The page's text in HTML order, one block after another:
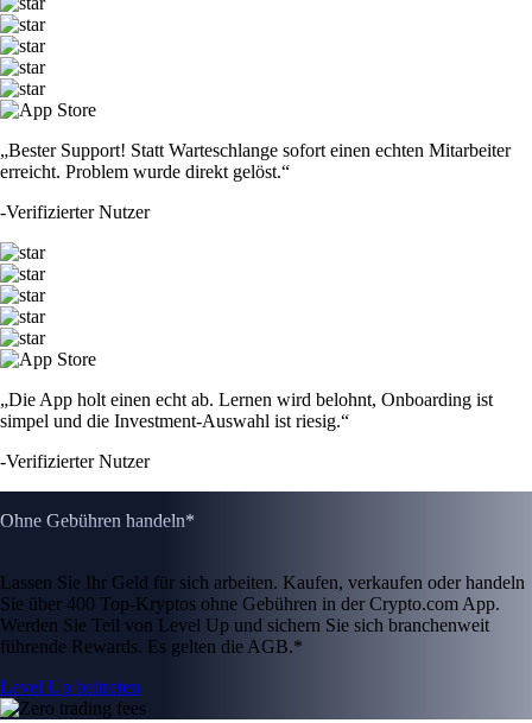
„Bester Support! Statt Warteschlange sofort einen echten Mitarbeiter
erreicht. Problem wurde direkt gelöst.“
-Verifizierter Nutzer
„Die App holt einen echt ab. Lernen wird belohnt, Onboarding ist
simpel und die Investment-Auswahl ist riesig.“
-Verifizierter Nutzer
Ohne Gebühren handeln*
Lassen Sie Ihr Geld für sich arbeiten. Kaufen, verkaufen oder handeln
Sie über 400 Top-Kryptos ohne Gebühren in der Crypto.com App.
Werden Sie Teil von Level Up und sichern Sie sich branchenweit
führende Rewards. Es gelten die AGB.*
Level Up beitreten